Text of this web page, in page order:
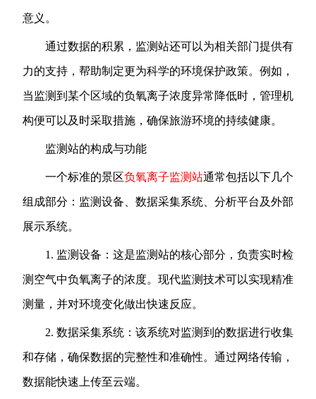
意义。
通过数据的积累，监测站还可以为相关部门提供有
力的支持，帮助制定更为科学的环境保护政策。例如，
当监测到某个区域的负氧离子浓度异常降低时，管理机
构便可以及时采取措施，确保旅游环境的持续健康。
监测站的构成与功能
一个标准的景区负氧离子监测站通常包括以下几个
组成部分：监测设备、数据采集系统、分析平台及外部
展示系统。
1. 监测设备：这是监测站的核心部分，负责实时检
测空气中负氧离子的浓度。现代监测技术可以实现精准
测量，并对环境变化做出快速反应。
2. 数据采集系统：该系统对监测到的数据进行收集
和存储，确保数据的完整性和准确性。通过网络传输，
数据能快速上传至云端。